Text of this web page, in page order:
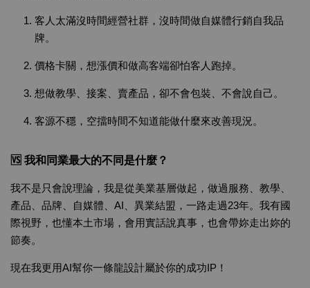
客人太滿沒時間經營社群，沒時間做自媒體行銷自我品
牌。
價格卡關，想漲價和做高客端卻怕客人跑掉。
想做教學、接案、賣產品，卻不會包裝、不會說自己。
客源不穩，空擋時間不知道能做什麼來改善現況。
🆚 我和同業最大的不同是什麼？
我不是只會說理論，我是從美業基層做起，做過服務、教學、
產品、品牌、自媒體、AI、異業結盟，一路走過23年。我有國
際視野，也懂本土市場，會用實話說真事，也會帶妳走出妳的
節奏。
現在我更用AI幫你一條龍設計屬於你的成功IP！